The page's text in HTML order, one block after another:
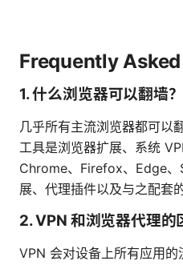
Frequently
1. 什么浏览器可以翻墙？
几乎所有主流浏览器都可以
工具是浏览器扩展、系统
Chrome、Firefox、Edge
展、代理插件以及与之配套
2. VPN 和浏览器代理的
VPN 会对设备上所有应用